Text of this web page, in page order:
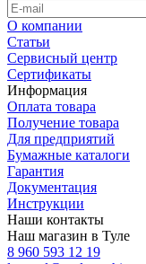
О компании
Статьи
Сервисный центр
Сертификаты
Информация
Оплата товара
Получение товара
Для предприятий
Бумажные каталоги
Гарантия
Документация
Инструкции
Наши контакты
Наш магазин в Туле
8 960 593 12 19